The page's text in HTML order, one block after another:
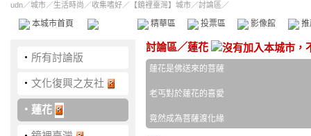
udn／城市／生活時尚 ／收集嗜好／ 【鏡裡臺灣】城市／討論區／
本城市首頁 精華區 投票區 影像館
‧ 所有討論版
‧ 文化復興之友社
‧ 蓮花
討論區／蓮花
蓮花是佛送來的菩薩
老丐對於蓮花的喜愛
竟然成為菩薩渡化緣